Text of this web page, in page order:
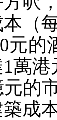
（
元的
萬港
元的
築成